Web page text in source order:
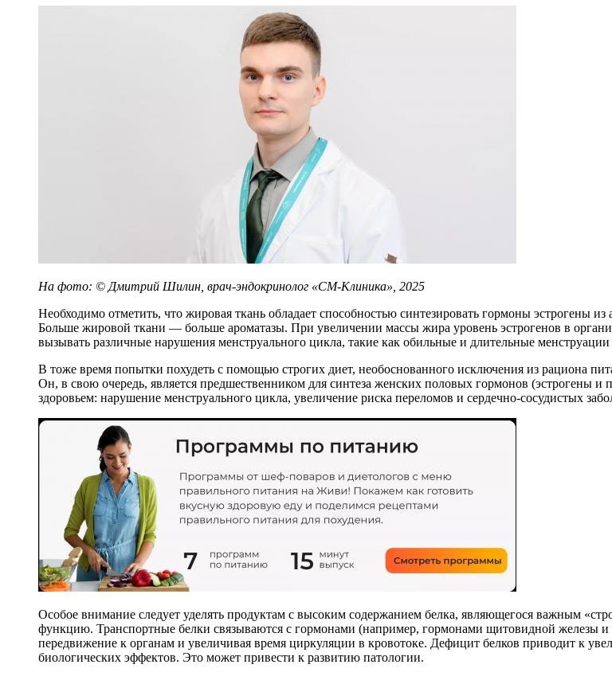
На фото: © Дмитрий Шилин, врач-эндокринолог «СМ-Клиника», 2025
Необходимо отметить, что жировая ткань обладает способностью синтезировать гормоны эстрогены
Больше жировой ткани — больше ароматазы. При увеличении массы жира уровень эстрогенов в
вызывать различные нарушения менструального цикла, такие как обильные и длительные
В тоже время попытки похудеть с помощью строгих диет, необоснованного исключения из рациона
Он, в свою очередь, является предшественником для синтеза женских половых гормонов (эстрогены
здоровьем: нарушение менструального цикла, увеличение риска переломов и сердечно-сосудистых
Особое внимание следует уделять продуктам с высоким содержанием белка, являющегося важным
функцию. Транспортные белки связываются с гормонами (например, гормонами щитовидной железы и
передвижение к органам и увеличивая время циркуляции в кровотоке. Дефицит белков приводит к
биологических эффектов. Это может привести к развитию патологии.